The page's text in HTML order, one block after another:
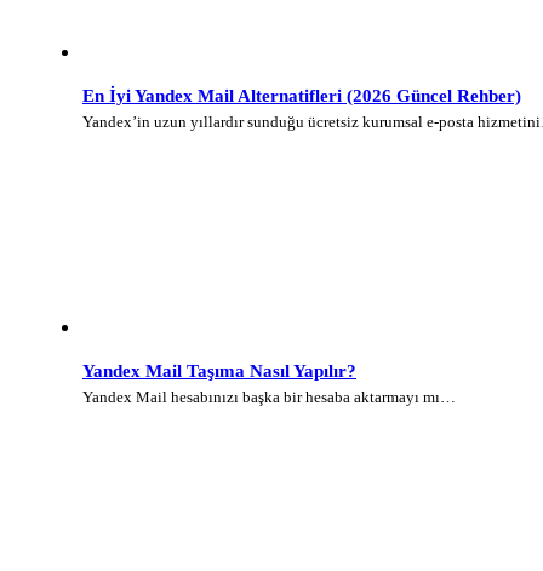
En İyi Yandex Mail Alternatifleri (2026 Güncel Rehber)
Yandex’in uzun yıllardır sunduğu ücretsiz kurumsal e-posta
Yandex Mail Taşıma Nasıl Yapılır?
Yandex Mail hesabınızı başka bir hesaba aktarmayı mı…